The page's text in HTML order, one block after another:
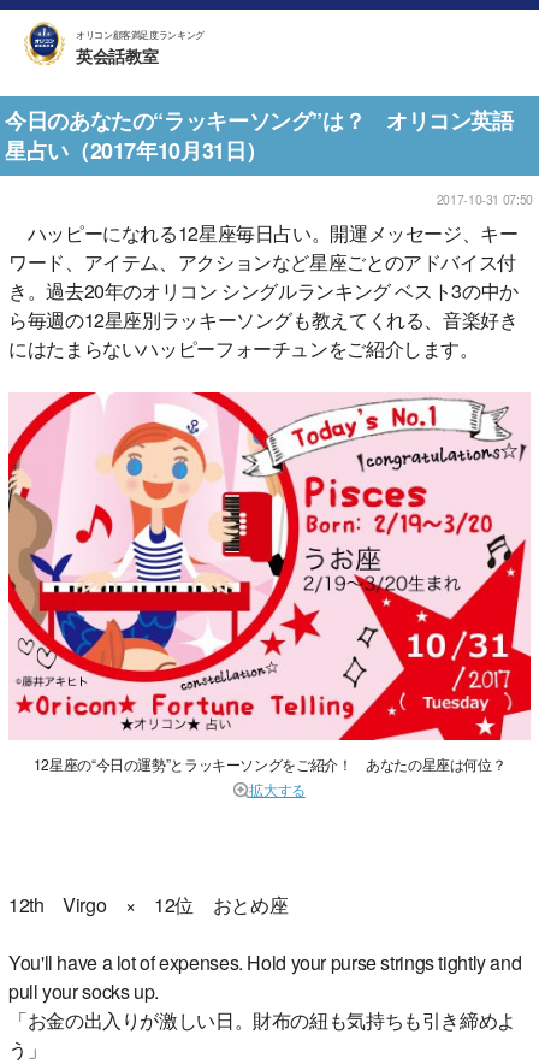
オリコン顧客満足度ランキング
英会話教室
今日のあなたの“ラッキーソング”は？ オリコン英語
星占い（2017年10月31日）
2017-10-31 07:50
ハッピーになれる12星座毎日占い。開運メッセージ、キー
ワード、アイテム、アクションなど星座ごとのアドバイス付
き。過去20年のオリコン シングルランキング ベスト3の中か
ら毎週の12星座別ラッキーソングも教えてくれる、音楽好き
にはたまらないハッピーフォーチュンをご紹介します。
12星座の“今日の運勢”とラッキーソングをご紹介！ あなたの星座は何位？
拡大する
12th Virgo × 12位 おとめ座
You'll have a lot of expenses. Hold your purse strings tightly and
pull your socks up.
「お金の出入りが激しい日。財布の紐も気持ちも引き締めよ
う」